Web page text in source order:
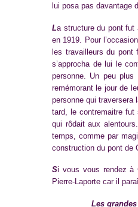
lui posa pas davantage
La structure du pont fut
en 1919. Pour
les travailleurs du pont
s’approcha de lui le
personne. Un peu
remémorant le jour de
personne qui
tard, le contremaitre fut
qui rôdait aux
temps, comme par
construction du pont de
Si vous vous rendez à
Pierre-Laporte car il
Les